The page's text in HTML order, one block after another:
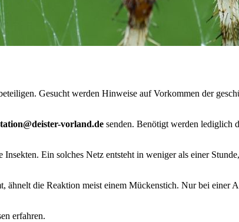
Gesucht werden Hinweise auf Vorkommen der
vorland.de senden. Benötigt werden lediglich
Ein solches Netz entsteht in weniger als einer
die Reaktion meist einem Mückenstich. Nur bei einer
erfahren.